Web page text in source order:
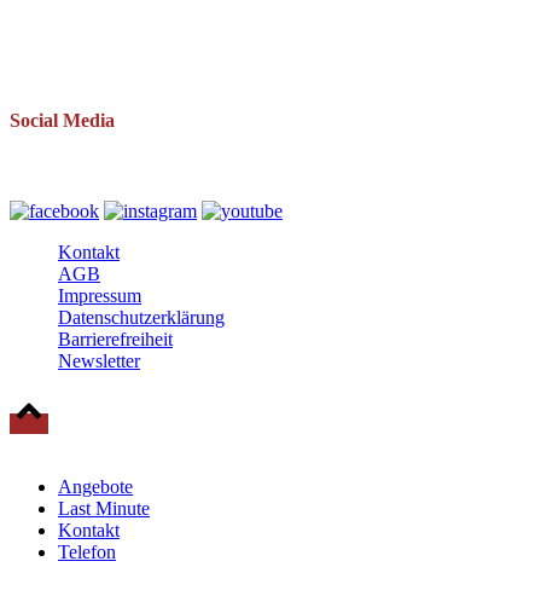
Social Media
Kontakt
AGB
Impressum
Datenschutzerklärung
Barrierefreiheit
Newsletter
Angebote
Last Minute
Kontakt
Telefon